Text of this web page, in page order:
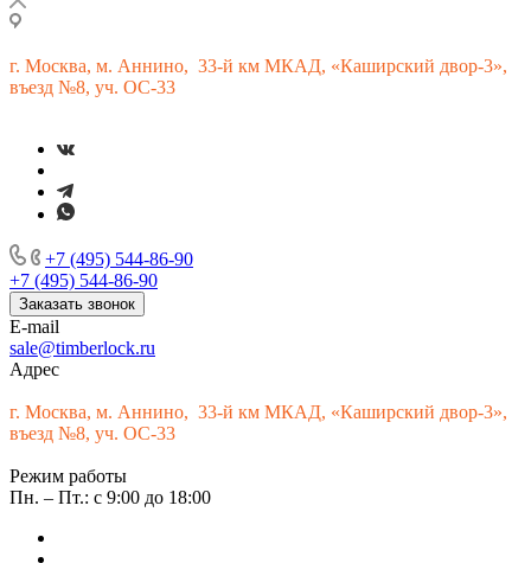
г. Москва, м. Аннино, 33-й км МКАД, «Каширский двор-3»,
въезд №8, уч. ОС-33
+7 (495) 544-86-90
+7 (495) 544-86-90
Заказать звонок
E-mail
sale@timberlock.ru
Адрес
г. Москва, м. Аннино, 33-й км МКАД, «Каширский двор-3»,
въезд №8, уч. ОС-33
Режим работы
Пн. – Пт.: с 9:00 до 18:00